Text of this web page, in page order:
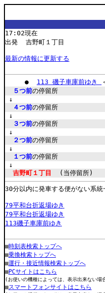
17:02現在
出発 吉野町１丁目
最新の情報に更新する
● 113 磯子車庫前ゆき
５つ前の停留所
↓
４つ前の停留所
↓
３つ前の停留所
↓
２つ前の停留所
↓
１つ前の停留所
↓
吉野町１丁目
(当停留所)
30分以内に発車する便がない系統
79平和台折返場ゆき
79平和台折返場ゆき
113磯子車庫前ゆき
■時刻表検索トップへ
■乗換検索トップへ
■運行・接近情報検索トップへ
■PCサイトはこちら
(お使いの機種によっては、表示出来ない場
■スマートフォンサイトはこちら